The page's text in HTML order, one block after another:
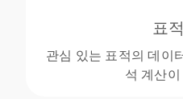
표
관심 있는 표적의 데이
석 계산